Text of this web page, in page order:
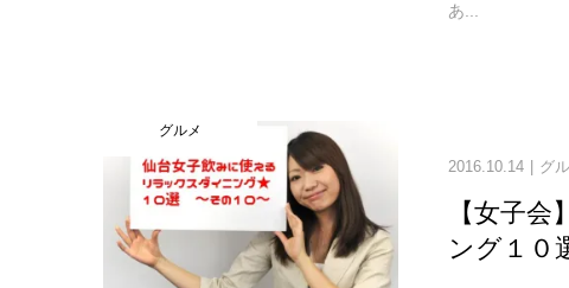
あ...
グルメ
2016.10.14 グ
【女子
ング１０